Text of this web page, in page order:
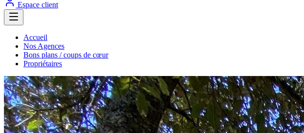
Espace client
Accueil
Nos Agences
Bons plans / coups de cœur
Propriétaires